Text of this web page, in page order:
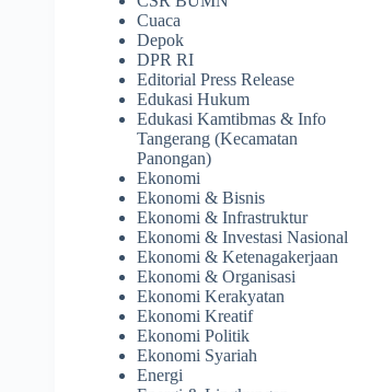
Cuaca
Depok
DPR RI
Editorial Press Release
Edukasi Hukum
Edukasi Kamtibmas & Info
Tangerang (Kecamatan
Panongan)
Ekonomi
Ekonomi & Bisnis
Ekonomi & Infrastruktur
Ekonomi & Investasi Nasional
Ekonomi & Ketenagakerjaan
Ekonomi & Organisasi
Ekonomi Kerakyatan
Ekonomi Kreatif
Ekonomi Politik
Ekonomi Syariah
Energi